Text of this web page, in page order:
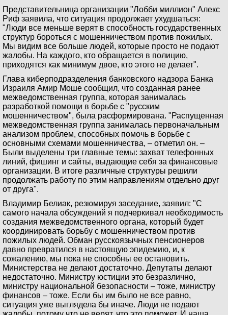
Представительница организации "Лобби миллион" Алекс
Риф заявила, что ситуация продолжает ухудшаться:
"Люди все меньше верят в способность государственных
структур бороться с мошенничеством против пожилых.
Мы видим все больше людей, которые просто не подают
жалобы. На каждого, кто обращается в полицию,
приходятся как минимум двое, кто этого не делает".
Глава киберподразделения банковского надзора Банка
Израиля Амир Моше сообщил, что созданная ранее
межведомственная группа, которая занималась
разработкой помощи в борьбе с "русским
мошенничеством", была расформирована. "Распущенная
межведомственная группа занималась первоначальным
анализом проблем, способных помочь в борьбе с
основными схемами мошенничества, – отметил он. –
Были выделены три главные темы: захват телефонных
линий, фишинг и сайты, выдающие себя за финансовые
организации. В итоге различные структуры решили
продолжать работу по этим направлениям отдельно друг
от друга".
Владимир Белиак, резюмируя заседание, заявил: "С
самого начала обсуждений я подчеркивал необходимость
создания межведомственного органа, который будет
координировать борьбу с мошенничеством против
пожилых людей. Обман русскоязычных пенсионеров
давно превратился в настоящую эпидемию, и, к
сожалению, мы пока не способны ее остановить.
Министерства не делают достаточно. Депутаты делают
недостаточно. Министру юстиции это безразлично,
министру национальной безопасности – тоже, министру
финансов – тоже. Если бы им было не все равно,
ситуация уже выглядела бы иначе. Люди не подают